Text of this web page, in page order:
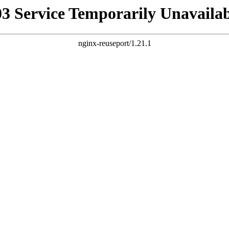
Service Temporarily
nginx-reuseport/1.21.1